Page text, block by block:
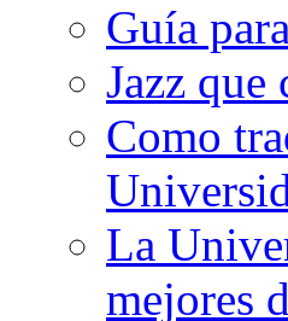
Guía
Jazz que
Como
La
mejores